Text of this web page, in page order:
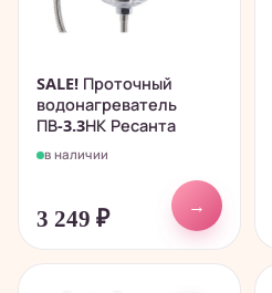
SALE! Проточный
водонагреватель
ПВ-3.3НК Ресанта
в наличии
3 249 ₽
→